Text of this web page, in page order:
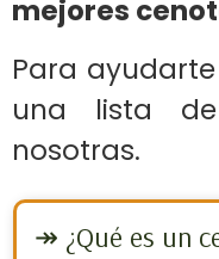
mejores
Para
una lista
nosotras.
↠ ¿Qué es un